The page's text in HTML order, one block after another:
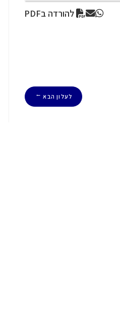
להורדה בPDF
לעלון הבא →